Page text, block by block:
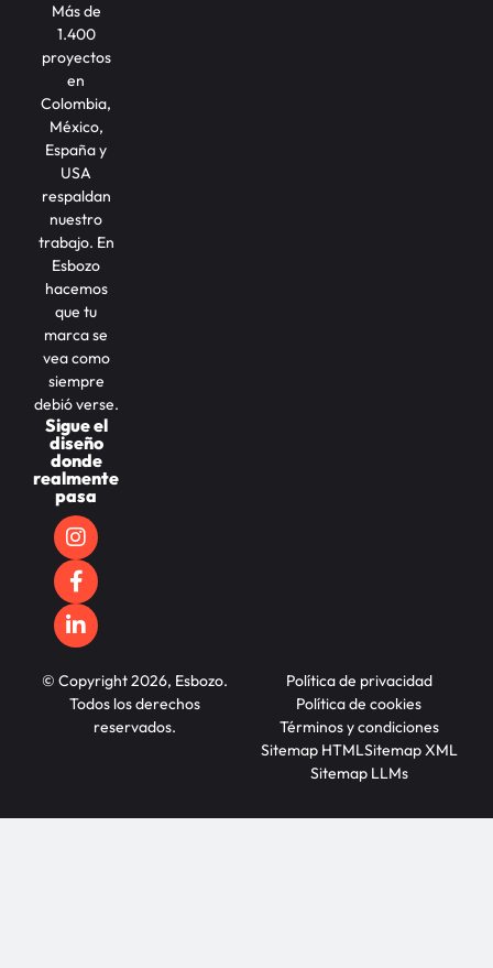
Más de
1.400
proyectos
en
Colombia,
México,
España y
USA
respaldan
nuestro
trabajo. En
Esbozo
hacemos
que tu
marca se
vea como
siempre
debió verse.
Sigue el
diseño
donde
realmente
pasa
© Copyright 2026, Esbozo.
Todos los derechos
reservados.
Política de privacidad
Política de cookies
Términos y condiciones
Sitemap HTMLSitemap XML
Sitemap LLMs